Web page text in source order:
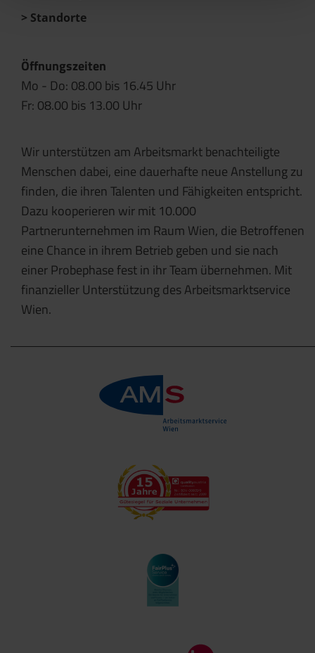
Standorte
Öffnungszeiten
Mo - Do: 08.00 bis 16.45 Uhr
Fr: 08.00 bis 13.00 Uhr
Wir unterstützen am Arbeitsmarkt benachteiligte
Menschen dabei, eine dauerhafte neue Anstellung zu
finden, die ihren Talenten und Fähigkeiten entspricht.
Dazu kooperieren wir mit 10.000
Partnerunternehmen im Raum Wien, die Betroffenen
eine Chance in ihrem Betrieb geben und sie nach
einer Probephase fest in ihr Team übernehmen. Mit
finanzieller Unterstützung des Arbeitsmarktservice
Wien.